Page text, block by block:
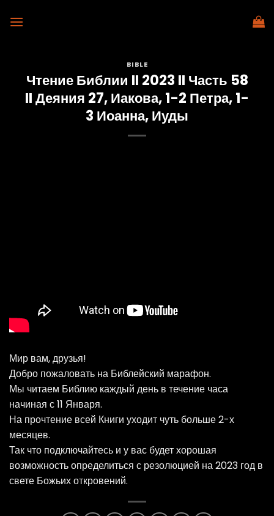
BIBLE
Чтение Библии II 2023 II Часть 58
II Деяния 27, Иакова, 1-2 Петра, 1-
3 Иоанна, Иуды
Мир вам, друзья!
Добро пожаловать на Библейский марафон.
Мы читаем Библию каждый день в течение часа
начиная с 11 Января.
На прочтение всей Книги уходит чуть больше 2-х
месяцев.
Так что подключайтесь и у вас будет хорошая
возможность определиться с резолюцией на 2023 год в
свете Божьих откровений.